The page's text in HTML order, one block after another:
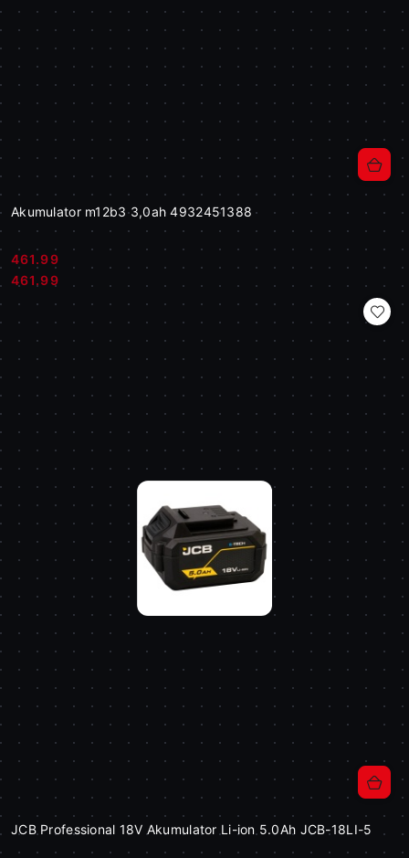
Akumulator m12b3 3,0ah 4932451388
Cena:
461.99
Cena:
461.99
JCB Professional 18V Akumulator Li-ion 5.0Ah JCB-18LI-5